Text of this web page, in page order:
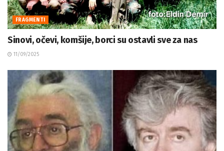
FRAGMENTI
Sinovi, očevi, komšije, borci su ostavli sve za nas
11/09/2025